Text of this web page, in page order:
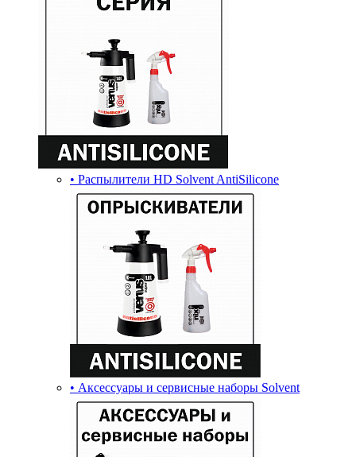
• Распылители HD Solvent AntiSilicone
• Аксессуары и сервисные наборы Solvent